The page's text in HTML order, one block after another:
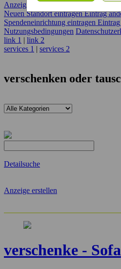
Anzeige erstellen
Neuen Standort eintragenEintrag
Spendeneinrichtung eintragen Eintrag
Nutzungsbedingungen
link 1 | link 2
services 1 | services 2
verschenken oder
Detailsuche
Anzeige erstellen
verschenke - Sofa